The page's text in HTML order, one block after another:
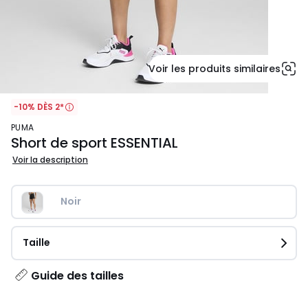
Voir les produits similaires
-10% DÈS 2*
PUMA
Short de sport ESSENTIAL
Voir la description
Noir
Taille
Guide des tailles